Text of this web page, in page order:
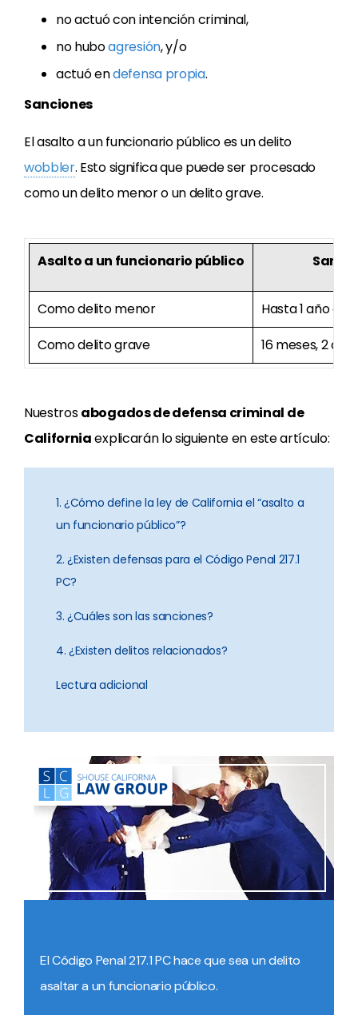
no actuó con intención criminal,
no huboagresión, y/o
actuó endefensa propia.
Sanciones
El asalto a un funcionario público es un delito
wobbler. Esto significa que puede ser procesado
como un delito menor o un delito grave.
Asalto a un funcionario público
Como delito menor
Hasta 1 año de
Como delito grave
16 meses, 2
Nuestrosabogados de defensa criminal de
Californiaexplicarán lo siguiente en este artículo:
1. ¿Cómo define la ley de California el “asalto a
un funcionario público”?
2. ¿Existen defensas para el Código Penal 217.1
PC?
3. ¿Cuáles son las sanciones?
4. ¿Existen delitos relacionados?
Lectura adicional
El Código Penal 217.1 PC hace que sea un delito
asaltar a un funcionario público.